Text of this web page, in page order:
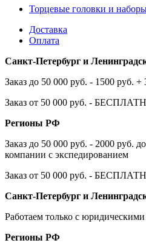
Торцевые головки и
Доставка
Оплата
Санкт-Петербург и
Заказ до 50 000 руб. - 1500 руб.
Заказ от 50 000 руб. -
Регионы РФ
Заказ до 50 000 руб. - 2000 руб.
компании с экспедированием
Заказ от 50 000 руб. -
Санкт-Петербург и
Работаем только с
Регионы РФ